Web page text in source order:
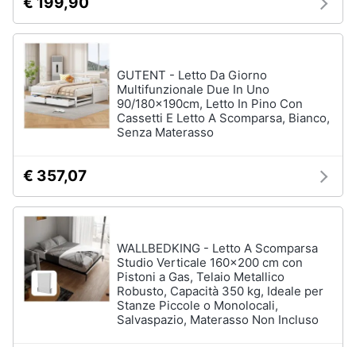
Tessili
Tende
da
sole
Tende
matrimoniale
Copridivano
Illuminazione
GUTENT - Letto Da Giorno
Multifunzionale Due In Uno
90/180x190cm, Letto In Pino Con
Cassetti E Letto A Scomparsa, Bianco,
Senza Materasso
€ 357,07
WALLBEDKING - Letto A Scomparsa
Studio Verticale 160x200 cm con
Pistoni a Gas, Telaio Metallico
Robusto, Capacità 350 kg, Ideale per
Stanze Piccole o Monolocali,
Salvaspazio, Materasso Non Incluso